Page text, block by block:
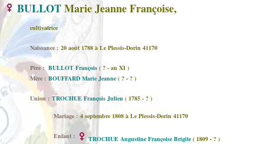
BULLOTMarie Jeanne Françoise,
cultivatrice
Naissance : 20 août 1788 à Le Plessis-Dorin 41170
Père : BULLOT François ( ? - an XI )
Mère : BOUFFARD Marie Jeanne ( ? - ? )
Union : TROCHUE François Julien ( 1785 - ? )
Mariage : 4 septembre 1808 à Le Plessis-Dorin 41170
Enfant : TROCHUE Augustine Françoise Brigite ( 1809 - ? )